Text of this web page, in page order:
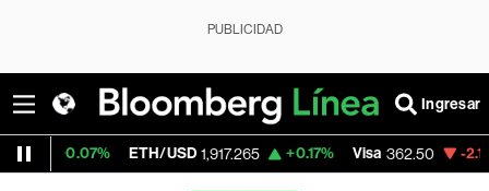
PUBLICIDAD
Ingresar
ETH/USD 1,917.265 +0.17% Visa 362.50 -2.15%